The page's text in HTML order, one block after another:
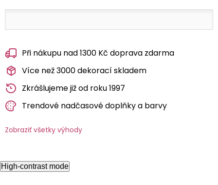
Při nákupu nad 1300 Kč doprava zdarma
Více než 3000 dekorací skladem
Zkrášlujeme již od roku 1997
Trendové nadčasové doplňky a barvy
Zobraziť všetky výhody
High-contrast mode